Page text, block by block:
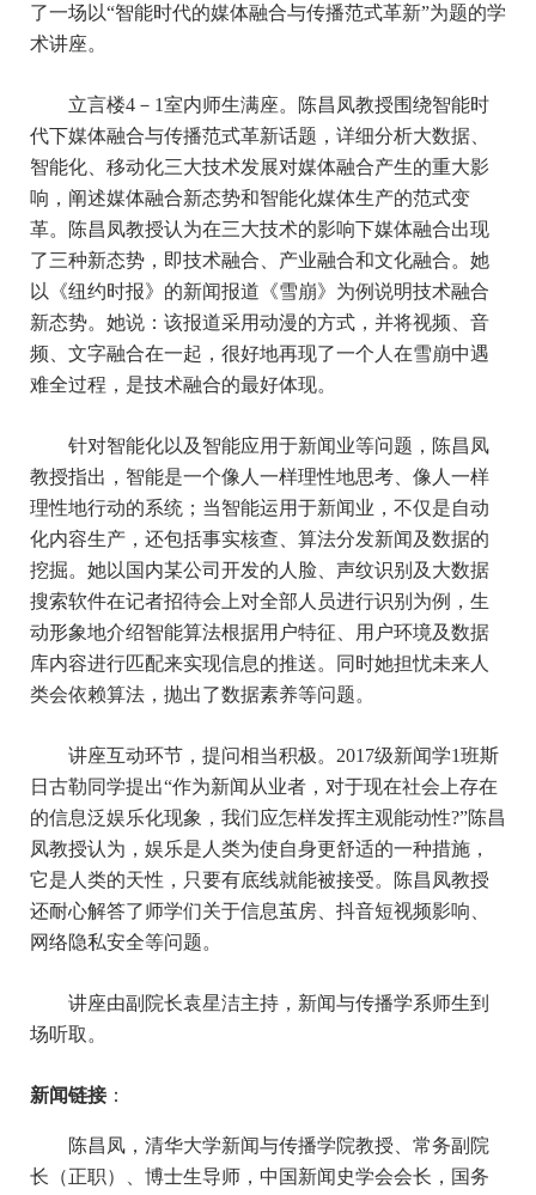
了一场以“智能时代的媒体融合与传播范式革新”为题的学
术讲座。
立言楼4－1室内师生满座。陈昌凤教授围绕智能时
代下媒体融合与传播范式革新话题，详细分析大数据、
智能化、移动化三大技术发展对媒体融合产生的重大影
响，阐述媒体融合新态势和智能化媒体生产的范式变
革。陈昌凤教授认为在三大技术的影响下媒体融合出现
了三种新态势，即技术融合、产业融合和文化融合。她
以《纽约时报》的新闻报道《雪崩》为例说明技术融合
新态势。她说：该报道采用动漫的方式，并将视频、音
频、文字融合在一起，很好地再现了一个人在雪崩中遇
难全过程，是技术融合的最好体现。
针对智能化以及智能应用于新闻业等问题，陈昌凤
教授指出，智能是一个像人一样理性地思考、像人一样
理性地行动的系统；当智能运用于新闻业，不仅是自动
化内容生产，还包括事实核查、算法分发新闻及数据的
挖掘。她以国内某公司开发的人脸、声纹识别及大数据
搜索软件在记者招待会上对全部人员进行识别为例，生
动形象地介绍智能算法根据用户特征、用户环境及数据
库内容进行匹配来实现信息的推送。同时她担忧未来人
类会依赖算法，抛出了数据素养等问题。
讲座互动环节，提问相当积极。 2017级新闻学1班斯
日古勒同学提出“作为新闻从业者，对于现在社会上存在
的信息泛娱乐化现象，我们应怎样发挥主观能动性?”陈昌
凤教授认为，娱乐是人类为使自身更舒适的一种措施，
它是人类的天性，只要有底线就能被接受。陈昌凤教授
还耐心解答了师学们关于信息茧房、抖音短视频影响、
网络隐私安全等问题。
讲座由副院长袁星洁主持，新闻与传播学系师生到
场听取。
新闻链接：
陈昌凤，清华大学新闻与传播学院教授、常务副院
长（正职）、博士生导师，中国新闻史学会会长，国务